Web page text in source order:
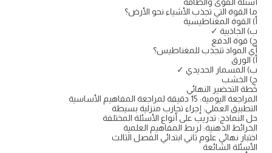
ما القوة التي تجذب الأشياء نحو الأرض؟
أ) القوة المغناطيسية
ب) الجاذبية ✓
ج) قوة الدفع
أي المواد تنجذب للمغناطيس؟
أ) الورق
ب) المسمار الحديدي ✓
ج) الخشب
خطة التحضير النهائي
المراجعة اليومية: 15 دقيقة لمراجعة المفاهيم الأساسية
التطبيق العملي: إجراء تجارب منزلية بسيطة
حل النماذج: تدريب على أنواع الأسئلة المختلفة
الخرائط الذهنية: لربط المفاهيم العلمية
اختبار نهائي علوم ثاني ابتدائي الفصل الثالث
الأسئلة الشائعة